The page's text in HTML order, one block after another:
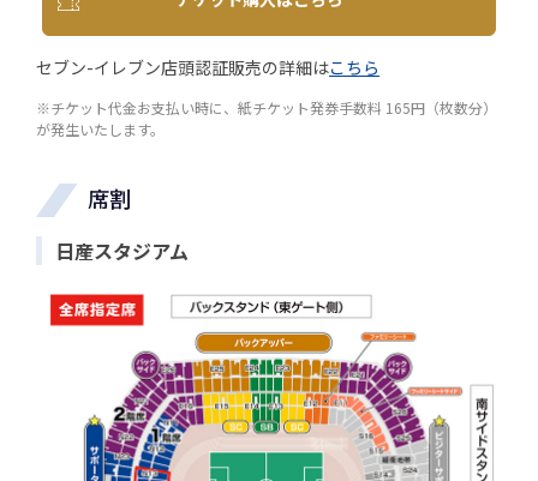
セブン-イレブン店頭認証販売の詳細はこちら
※チケット代金お支払い時に、紙チケット発券手数料 165円（枚数分）
が発生いたします。
席割
日産スタジアム